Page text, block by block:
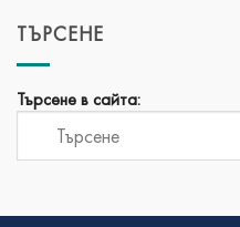
ТЪРСЕНЕ
Търсене в сайта: